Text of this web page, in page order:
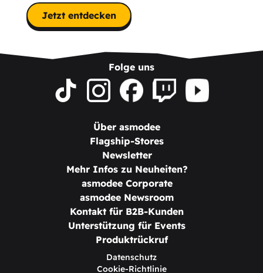
Jetzt entdecken
Folge uns
Über asmodee
Flagship-Stores
Newsletter
Mehr Infos zu Neuheiten?
asmodee Corporate
asmodee Newsroom
Kontakt für B2B-Kunden
Unterstützung für Events
Produktrückruf
Datenschutz
Cookie-Richtlinie